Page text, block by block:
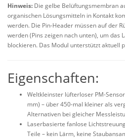
Hinweis: Die gelbe Belüftungsmembran
organischen Lösungsmitteln in Kontakt
werden. Die Pin-Header müssen auf der
werden (Pins zeigen nach unten), um das
blockieren. Das Modul unterstützt aktuell
Eigenschaften:
Weltkleinster lüfterloser PM-
mm) – über 450-mal kleiner als
Alternativen bei gleicher
Laserbasierte fanlose
Teile – kein Lärm, keine